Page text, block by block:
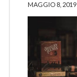
MAGGIO 8, 2019